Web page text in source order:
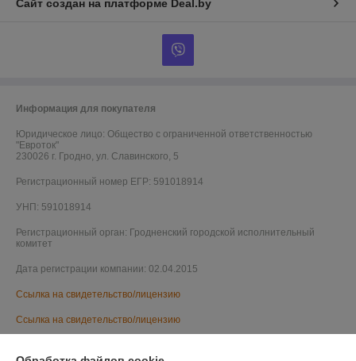
Сайт создан на платформе Deal.by
Информация для покупателя
Юридическое лицо: Общество с ограниченной ответственностью
"Евроток"
230026 г. Гродно, ул. Славинского, 5
Регистрационный номер ЕГР: 591018914
УНП: 591018914
Регистрационный орган: Гродненский городской исполнительный
комитет
Дата регистрации компании: 02.04.2015
Ссылка на свидетельство/лицензию
Ссылка на свидетельство/лицензию